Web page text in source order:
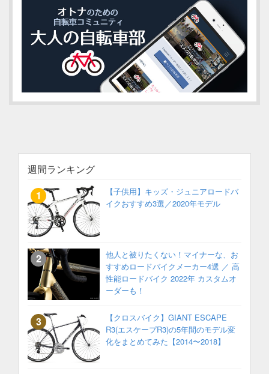
週間ランキング
【子供用】キッズ・ジュニアロードバ
イクおすすめ3選／2020年モデル
他人と被りたくない！マイナーな、お
すすめロードバイクメーカー4選 ／ 高
性能ロードバイク 2022年 カスタムオ
ーダーも！
【クロスバイク】GIANT ESCAPE
R3(エスケープR3)の5年間のモデル変
化をまとめてみた【2014〜2018】